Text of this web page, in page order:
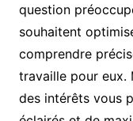
question
souhaitent
comprendre
travaille pour eux.
des intérêts vous